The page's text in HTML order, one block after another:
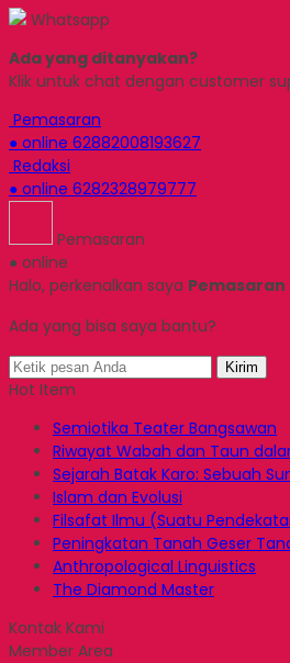
Whatsapp
Ada yang ditanyakan?
Klik untuk chat dengan customer
Pemasaran
● online 62882008193627
Redaksi
● online 6282328979777
Pemasaran
● online
Halo, perkenalkan saya Pemasaran
Ada yang bisa saya bantu?
Kirim
Hot Item
Semiotika Teater Bangsawan
Riwayat Wabah dan Taun
Sejarah Batak Karo: Sebuah
Islam dan Evolusi
Filsafat Ilmu (Suatu
Peningkatan Tanah Geser
Anthropological Linguistics
The Diamond Master
Kontak Kami
Member Area